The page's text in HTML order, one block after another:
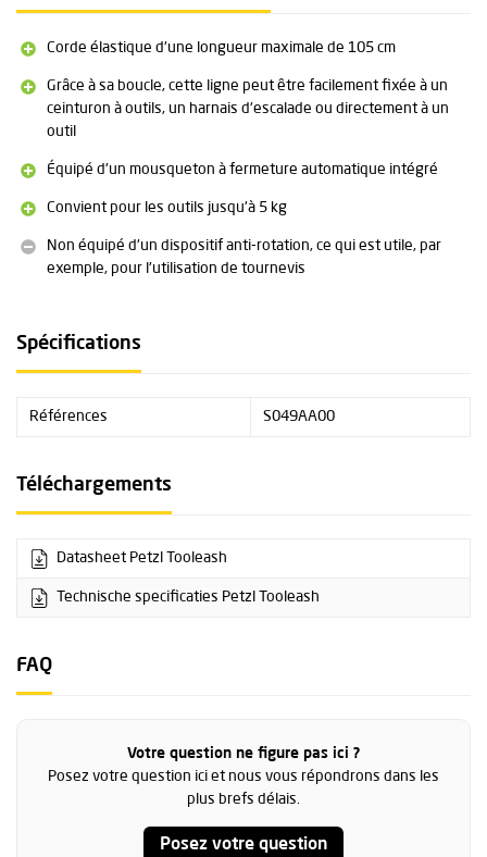
Corde élastique d'une longueur maximale de 105 cm
Grâce à sa boucle, cette ligne peut être facilement fixée à un
ceinturon à outils, un harnais d'escalade ou directement à un
outil
Équipé d'un mousqueton à fermeture automatique intégré
Convient pour les outils jusqu'à 5 kg
Non équipé d'un dispositif anti-rotation, ce qui est utile, par
exemple, pour l'utilisation de tournevis
Spécifications
Références S049AA00
Téléchargements
Datasheet Petzl Tooleash
Technische specificaties Petzl Tooleash
FAQ
Votre question ne figure pas ici ?
Posez votre question ici et nous vous répondrons dans les
plus brefs délais.
Posez votre question